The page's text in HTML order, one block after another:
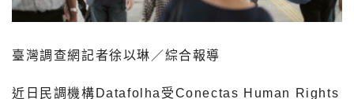
臺灣調查網記者徐以琳／綜合報導
近日民調機構Datafolha受Conectas Human Rights